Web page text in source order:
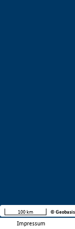
Impressum
100 km ©